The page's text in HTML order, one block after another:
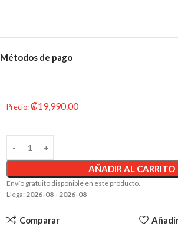
Métodos de pago
Precio:₡19,990.00
AÑADIR AL CARRITO
Envío gratuito disponible en este producto.
Llega: 2026-08 - 2026-08
Comparar